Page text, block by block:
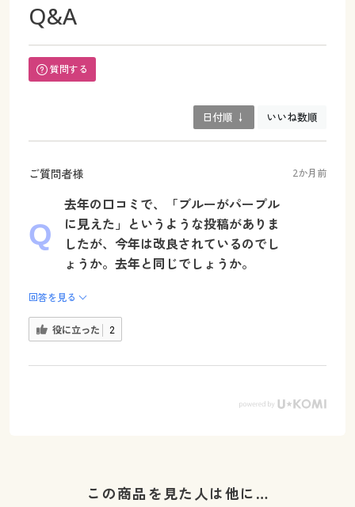
Q&A
質問する
日付順 ↓ いいね数順
ご質問者様 2か月前
去年の口コミで、「ブルーがパープル
に見えた」というような投稿がありま
したが、今年は改良されているのでし
ょうか。去年と同じでしょうか。
回答を見る
役に立った 2
この商品を見た人は他に…